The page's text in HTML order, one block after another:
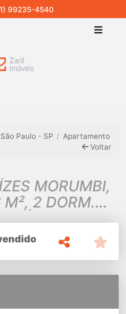
99235-4540
São Paulo - SP
Apartamento
Voltar
MORUMBI,
2 DORM.
SUÍTE, SALA
1VG
AMBIENTES AMPLIADA